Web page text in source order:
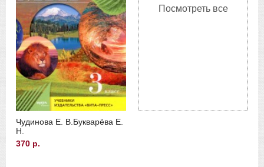
Чудинова Е. В. Букварёва Е.
Н.
370 р.
Посмотреть все